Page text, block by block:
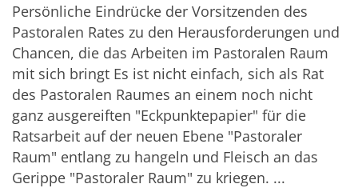
Persönliche Eindrücke der Vorsitzenden des
Pastoralen Rates zu den Herausforderungen und
Chancen, die das Arbeiten im Pastoralen Raum
mit sich bringt Es ist nicht einfach, sich als Rat
des Pastoralen Raumes an einem noch nicht
ganz ausgereiften "Eckpunktepapier" für die
Ratsarbeit auf der neuen Ebene "Pastoraler
Raum" entlang zu hangeln und Fleisch an das
Gerippe "Pastoraler Raum" zu kriegen. ...